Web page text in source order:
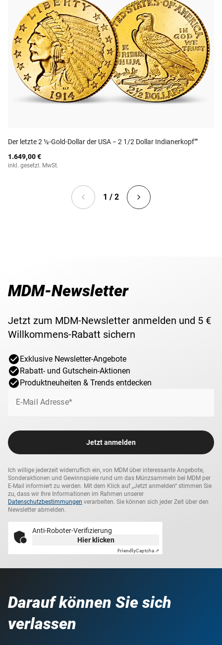
Der letzte 2 ½-Gold-Dollar der USA − 2 1/2 Dollar Indianerkopf""
1.649,00 €
inkl. gesetzl. MwSt.
1 / 2
MDM-Newsletter
Jetzt zum MDM-Newsletter anmelden und 5 €
Willkommens-Rabatt sichern
Exklusive Newsletter-Angebote
Rabatt- und Gutschein-Aktionen
Produktneuheiten & Trends entdecken
E-Mail Adresse*
Jetzt anmelden
Ich willige jederzeit widerruflich ein, von MDM über interessante Angebote,
Sonderaktionen und Gewinnspiele rund um das Münzsammeln bei MDM per
E-Mail informiert zu werden. Mit dem Klick auf „Jetzt anmelden“ stimmen Sie
zu, dass wir Ihre Informationen im Rahmen unserer
Datenschutzbestimmungen verarbeiten. Sie können sich jeder Zeit über den
Newsletter abmelden.
Anti-Roboter-Verifizierung
Hier klicken
FriendlyCaptcha ⇗
Darauf können Sie sich
verlassen